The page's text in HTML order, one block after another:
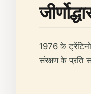
1976 के ट्रेंटिनो
संरक्षण के प्रति